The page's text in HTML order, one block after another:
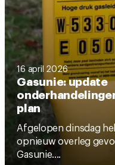
16 april 2026
Gasunie: update
plan
Afgelopen dinsdag
opnieuw overleg
Gasunie....